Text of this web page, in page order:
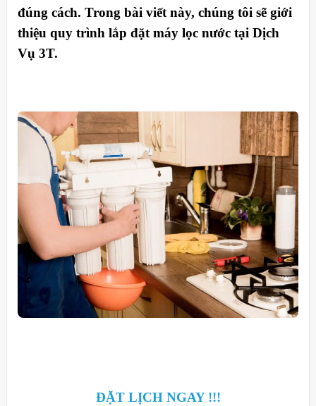
đúng cách. Trong bài viết này, chúng tôi sẽ giới
thiệu quy trình lắp đặt máy lọc nước tại Dịch
Vụ 3T.
ĐẶT LỊCH NGAY !!!